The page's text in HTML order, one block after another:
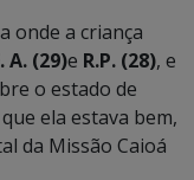
onde a criança
A. (29)e R.P. (28), e
o estado de
ela estava bem,
da Missão Caioá